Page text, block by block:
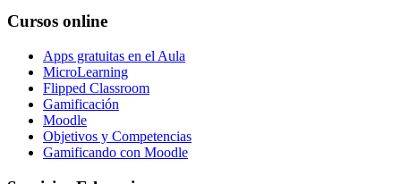
Cursos online
Apps gratuitas en el Aula
MicroLearning
Flipped Classroom
Gamificación
Moodle
Objetivos y Competencias
Gamificando con Moodle